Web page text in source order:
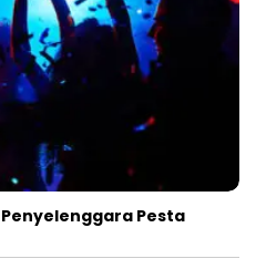
Pesta